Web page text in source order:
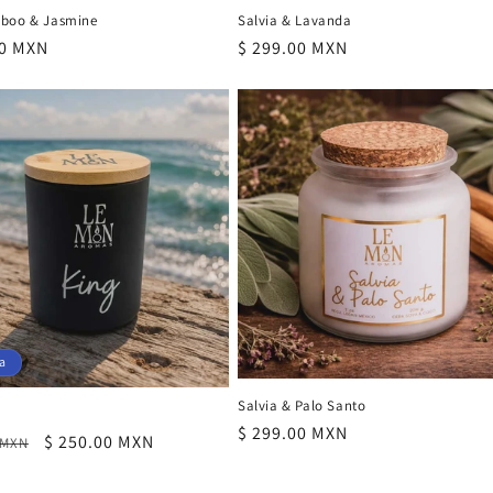
& Jasmine
MXN
Salvia & Lavanda
Precio
$ 299.00 MXN
Precio
$ 250.00 MXN
Salvia & Palo Santo
Precio
$ 299.00 MXN